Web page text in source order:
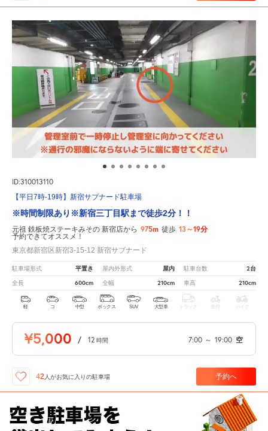
ID:310013110
【平日7時-19時】新宿サブナード駐車場
※時間制限あり※新宿三丁目駅まで徒歩2分！！
元祖 鉄板焼ステーキみその 新宿店から 975m 徒歩 13～19分
予約できてオススメ！
東京都新宿区新宿3-15-12 新宿サブナード
駐車場形式 平置き 屋内外形式 屋内 駐車台数 2台
全長 600cm 全幅 210cm 車高 210cm
軽 コ 中型 ボックス SUV 大型車 トラック 原付 バイク
¥5,000 / 12 時間 7:00 ～ 19:00 空
42 人がお気に入りの駐車場 予約へ